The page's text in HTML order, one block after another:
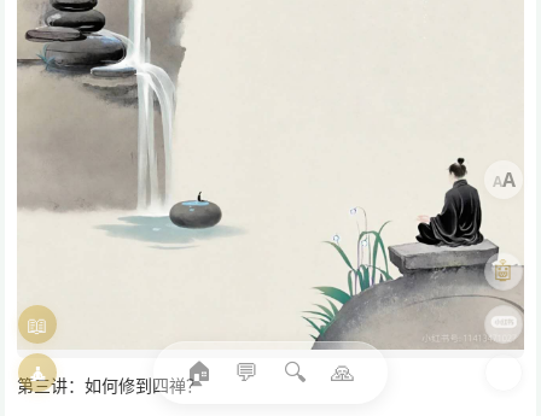
第三讲：如何修到四禅？
🏠 💬 🔍 🙏
AA
📖
🧘
🤖
🎨